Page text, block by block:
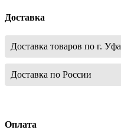
Доставка
Доставка товаров по г. Уфа
Доставка по России
Оплата